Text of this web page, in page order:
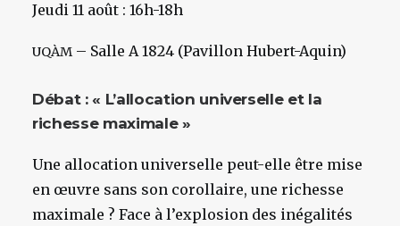
Jeudi 11 août : 16h-18h
UQÀM– Salle A 1824 (Pavillon Hubert-Aquin)
Débat : « L’allocation universelle et la
richesse maximale »
Une allocation universelle peut-elle être mise
en œuvre sans son corollaire, une richesse
maximale ? Face à l’explosion des inégalités